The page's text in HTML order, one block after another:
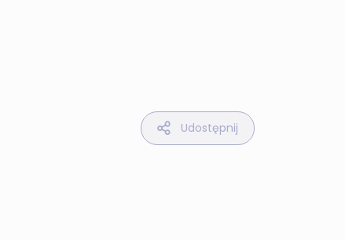
Udostępnij